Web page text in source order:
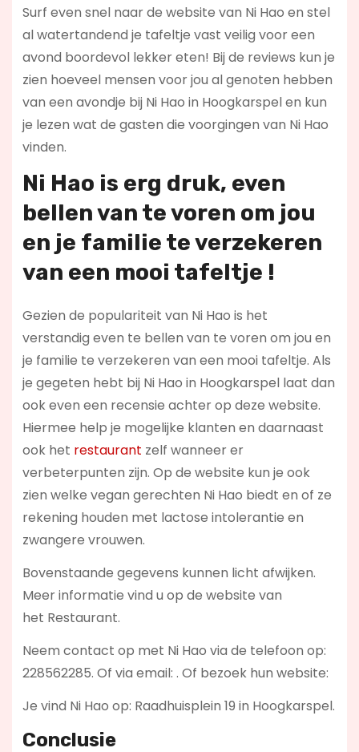
Surf even snel naar de website van Ni Hao en stel
al watertandend je tafeltje vast veilig voor een
avond boordevol lekker eten! Bij de reviews kun je
zien hoeveel mensen voor jou al genoten hebben
van een avondje bij Ni Hao in Hoogkarspel en kun
je lezen wat de gasten die voorgingen van Ni Hao
vinden.
Ni Hao is erg druk, even
bellen van te voren om jou
en je familie te verzekeren
van een mooi tafeltje !
Gezien de populariteit van Ni Hao is het
verstandig even te bellen van te voren om jou en
je familie te verzekeren van een mooi tafeltje. Als
je gegeten hebt bij Ni Hao in Hoogkarspel laat dan
ook even een recensie achter op deze website.
Hiermee help je mogelijke klanten en daarnaast
ook het restaurant zelf wanneer er
verbeterpunten zijn. Op de website kun je ook
zien welke vegan gerechten Ni Hao biedt en of ze
rekening houden met lactose intolerantie en
zwangere vrouwen.
Bovenstaande gegevens kunnen licht afwijken.
Meer informatie vind u op de website van
het Restaurant.
Neem contact op met Ni Hao via de telefoon op:
228562285. Of via email: . Of bezoek hun website:
Je vind Ni Hao op: Raadhuisplein 19 in Hoogkarspel.
Conclusie